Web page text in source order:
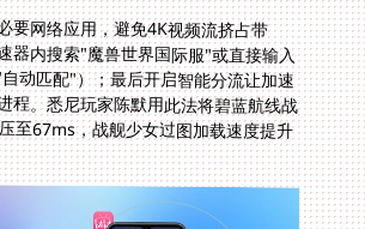
要网络应用，避免4K视频流挤占带
内搜索"魔兽世界国际服"或直接输入
动匹配"）；最后开启智能分流让加速
。悉尼玩家陈默用此法将碧蓝航线战
67ms，战舰少女过图加载速度提升